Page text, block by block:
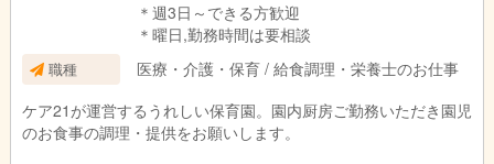
＊週3日～できる方歓迎
＊曜日,勤務時間は要相談
職種
医療・介護・保育 / 給食調理・栄養士のお仕事
ケア21が運営するうれしい保育園。園内厨房ご勤務いただき園児
のお食事の調理・提供をお願いします。